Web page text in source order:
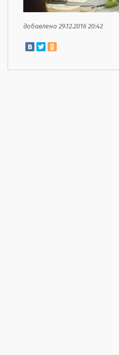
добавлено 29.12.2016 20:42